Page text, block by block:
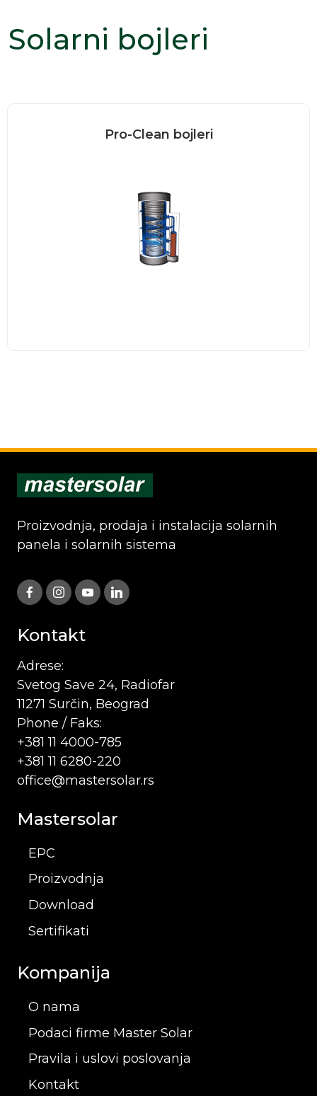
Solarni bojleri
Pro-Clean bojleri
PC – Pro-Clean bojler Najefikasniji tip
kombinovanog zagrevanja sanitarne i...
Pročitaj više
Proizvodnja, prodaja i instalacija solarnih
panela i solarnih sistema
Kontakt
Adrese:
Svetog Save 24, Radiofar
11271 Surčin, Beograd
Phone / Faks:
+381 11 4000-785
+381 11 6280-220
office@mastersolar.rs
Mastersolar
EPC
Proizvodnja
Download
Sertifikati
Kompanija
O nama
Podaci firme Master Solar
Pravila i uslovi poslovanja
Kontakt